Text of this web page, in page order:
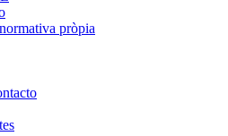
pròpia